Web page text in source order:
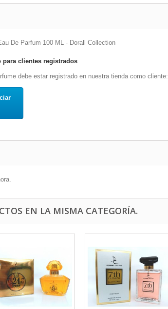
De Parfum 100 ML - Dorall Collection
para clientes registrados
debe estar registrado en nuestra tienda como cliente:
EN LA MISMA CATEGORÍA.